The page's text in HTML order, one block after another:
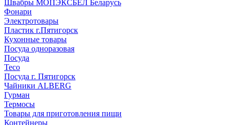
Швабры МОПЭКСБЕЛ Беларусь
Фонари
Электротовары
Пластик г.Пятигорск
Кухонные товары
Посуда одноразовая
Посуда
Teco
Посуда г. Пятигорск
Чайники ALBERG
Гурман
Термосы
Товары для приготовления пищи
Контейнеры